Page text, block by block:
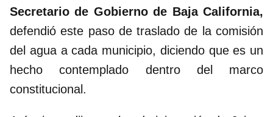
Secretario de Gobierno de Baja California,
defendió este paso de traslado de la comisión
del agua a cada municipio, diciendo que es un
hecho contemplado dentro del marco
constitucional.